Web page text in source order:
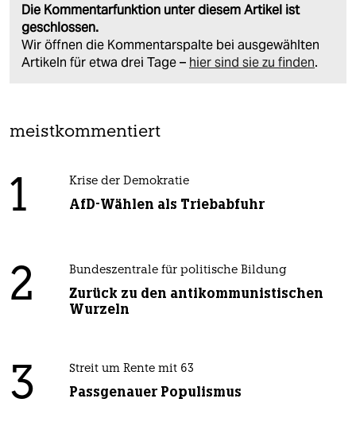
Die Kommentarfunktion unter diesem Artikel ist
geschlossen.
Wir öffnen die Kommentarspalte bei ausgewählten
Artikeln für etwa drei Tage – hier sind sie zu finden.
meistkommentiert
1 Krise der Demokratie
AfD-Wählen als Triebabfuhr
2 Bundeszentrale für politische Bildung
Zurück zu den antikommunistischen
Wurzeln
3 Streit um Rente mit 63
Passgenauer Populismus